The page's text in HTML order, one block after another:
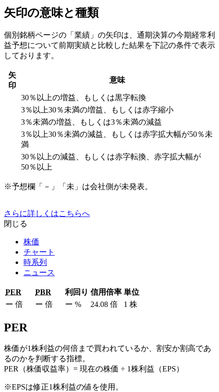
矢印の意味と種類
個別銘柄ページの「業績」の矢印は、通期決算の今期経常利
益予想について前期実績と比較した結果を下記の条件で表示
しております。
矢
印
意味
30％以上の増益、もしくは黒字転換
3％以上30％未満の増益、もしくは赤字縮小
3％未満の増益、もしくは3％未満の減益
3％以上30％未満の減益、もしくは赤字拡大幅が50％未
満
30％以上の減益、もしくは赤字転換、赤字拡大幅が
50％以上
※予想欄「－」「未」は会社側が未発表。
さらに詳しくはこちらへ
閉じる
株価
チャート
時系列
ニュース
PER PBR 利回り 信用倍率 単位
ー 倍 ー 倍 ー % 24.08 倍 1 株
PER
株価が1株利益の何倍まで買われているか、割安か割高であ
るのかを判断する指標。
PER（株価収益率）= 現在の株価 ÷ 1株利益（EPS）
※EPSは修正1株利益の値を使用。